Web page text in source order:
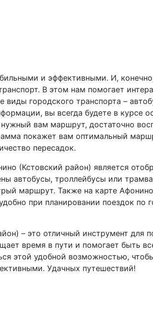
и эффективными. И,
В этом нам помогает
городского транспорта –
вы всегда будете в курсе
вам маршрут, достаточно
покажет вам оптимальный
пересадок.
(Кстовский район) является
автобусы, троллейбусы или
маршрут. Также на карте
при планировании поездок по
– это отличный инструмент для
время в пути и помогает быть
этой удобной возможностью,
Удачных путешествий!